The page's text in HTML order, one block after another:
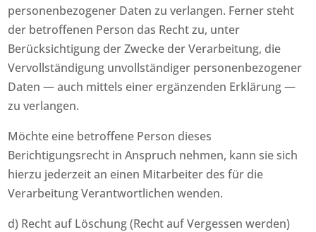
personenbezogener Daten zu verlangen. Ferner steht
der betroffenen Person das Recht zu, unter
Berücksichtigung der Zwecke der Verarbeitung, die
Vervollständigung unvollständiger personenbezogener
Daten — auch mittels einer ergänzenden Erklärung —
zu verlangen.
Möchte eine betroffene Person dieses
Berichtigungsrecht in Anspruch nehmen, kann sie sich
hierzu jederzeit an einen Mitarbeiter des für die
Verarbeitung Verantwortlichen wenden.
d) Recht auf Löschung (Recht auf Vergessen werden)